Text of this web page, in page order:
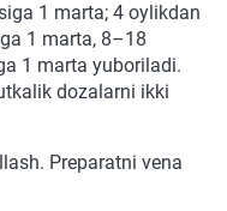
1 marta; 4 oylikdan
1 marta, 8–18
1 marta yuboriladi.
dozalarni ikki
Preparatni vena